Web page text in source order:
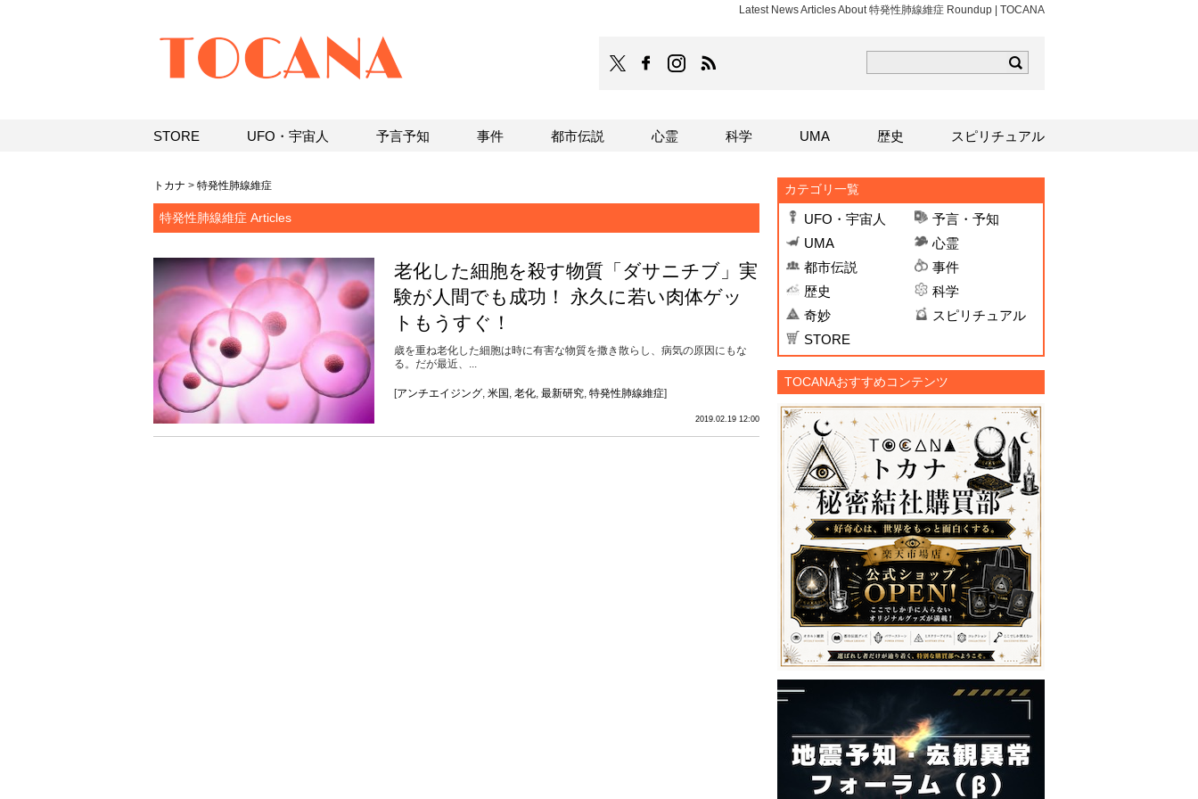
Latest News Articles About 特発性肺線維症 Roundup | TOCANA
TOCANAのFacebookはこちら
TOCANAのinstagramはこちら
トカナ > 特発性肺線維症
特発性肺線維症 Articles
老化した細胞を殺す物質「ダサニチブ」実
験が人間でも成功！ 永久に若い肉体ゲッ
トもうすぐ！
歳を重ね老化した細胞は時に有害な物質を撒き散らし、病気の原因にもな
る。だが最近、...
[アンチエイジング, 米国 , 老化, 最新研究, 特発性肺線維症]
2019.02.19 12:00
カテゴリ一覧
UFO・宇宙人
予言・予知
UMA
心霊
都市伝説
事件
歴史
科学
奇妙
スピリチュアル
STORE
TOCANAおすすめコンテンツ
STORE UFO・宇宙人 予言予知 事件 都市伝説 心霊 科学 UMA 歴史 スピリチュアル